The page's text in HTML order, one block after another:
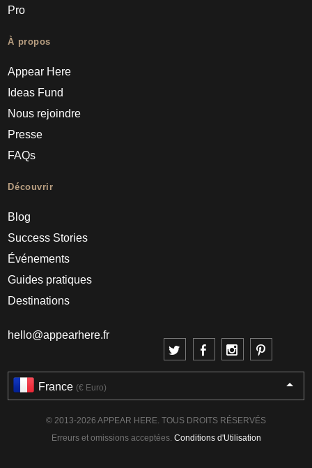
Pro
À propos
Appear Here
Ideas Fund
Nous rejoindre
Presse
FAQs
Découvrir
Blog
Success Stories
Événements
Guides pratiques
Destinations
hello@appearhere.fr
France (€ Euro)
© 2013-2026 APPEAR HERE. TOUS DROITS RÉSERVÉS
Erreurs et omissions acceptées. Conditions d'Utilisation